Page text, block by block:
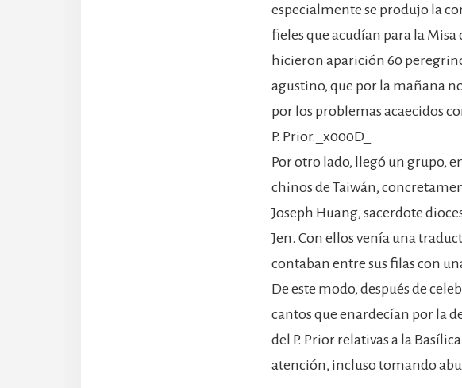
especialmente se produjo la
fieles que acudían para la Misa
hicieron aparición 60
agustino, que por la mañana
por los problemas acaecidos
P. Prior._x000D_
Por otro lado, llegó un grupo,
chinos de Taiwán,
Joseph Huang, sacerdote
Jen. Con ellos venía una
contaban entre sus filas con
De este modo, después de
cantos que enardecían por la
del P. Prior relativas a la
atención, incluso tomando